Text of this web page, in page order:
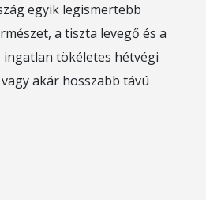
egyik legismertebb
a tiszta levegő és a
ingatlan tökéletes hétvégi
akár hosszabb távú